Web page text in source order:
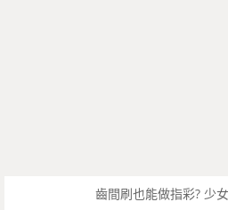
齒間刷也能做指彩? 少